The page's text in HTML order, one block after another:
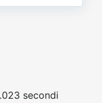
secondi